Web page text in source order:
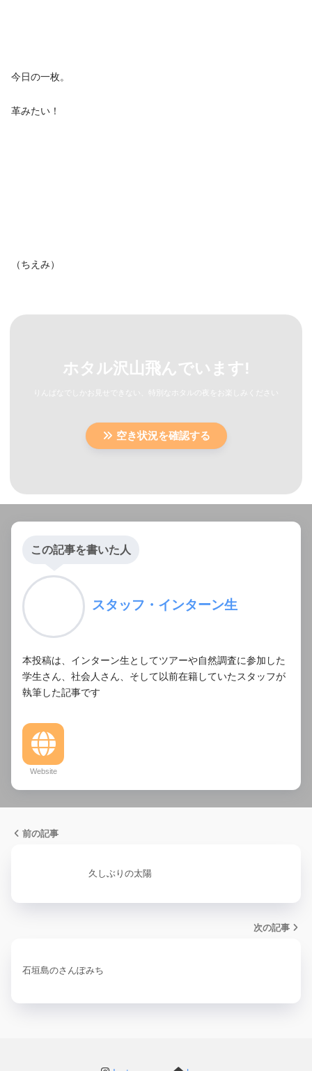
今日の一枚。
革みたい！
（ちえみ）
ホタル沢山飛んでいます!
りんぱなでしかお見せできない、特別なホタルの夜をお楽しみください
空き状況を確認する
この記事を書いた人
スタッフ・インターン生
本投稿は、インターン生としてツアーや自然調査に参加した
学生さん、社会人さん、そして以前在籍していたスタッフが
執筆した記事です
Website
前の記事
久しぶりの太陽
次の記事
石垣島のさんぽみち